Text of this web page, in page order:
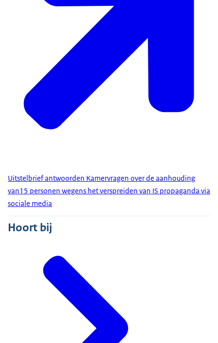
Uitstelbrief antwoorden Kamervragen over de aanhouding
van15 personen wegens het verspreiden van IS propaganda via
sociale media
Hoort bij